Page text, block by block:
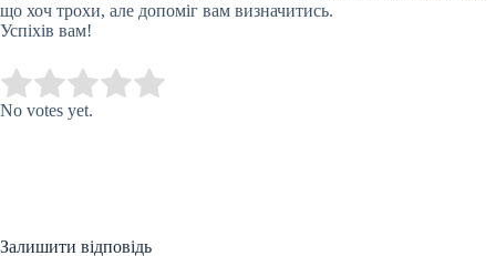
що хоч трохи, але допоміг вам визначитись.
Успіхів вам!
Rate this item:
No votes yet.
Залишити відповідь